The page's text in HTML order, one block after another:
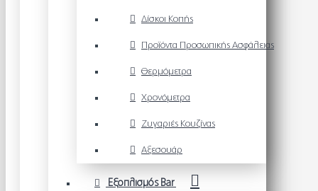
Δίσκοι Κοπής
Προϊόντα Προσωπικής Ασφάλειας
Θερμόμετρα
Χρονόμετρα
Ζυγαριές Κουζίνας
Αξεσουάρ
Εξοπλισμός Bar